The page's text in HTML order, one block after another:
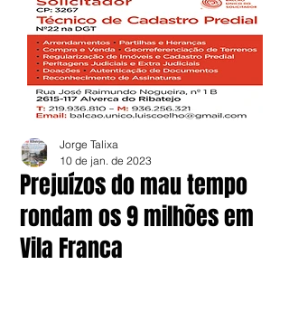
Prejuízos do mau tempo
rondam os 9 milhões em
Vila Franca
Jorge Talixa
10 de jan. de 2023